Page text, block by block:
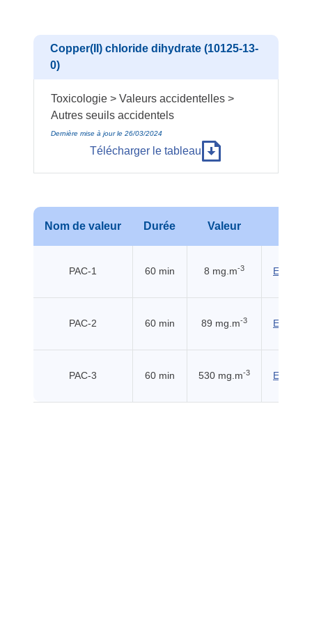
Copper(II) chloride dihydrate (10125-13-
0)
Toxicologie > Valeurs accidentelles >
Autres seuils accidentels
Dernière mise à jour le 26/03/2024
Télécharger le tableau
Nom de valeur Durée Valeur
PAC-1 60 min 8 mg.m-3 EHSS
PAC-2 60 min 89 mg.m-3 EHSS
PAC-3 60 min 530 mg.m-3 EHSS